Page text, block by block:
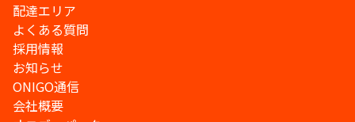
配達エリア
よくある質問
採用情報
お知らせ
ONIGO通信
会社概要